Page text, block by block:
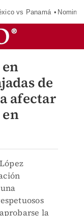
vs Panamá
en
de
afectar
la